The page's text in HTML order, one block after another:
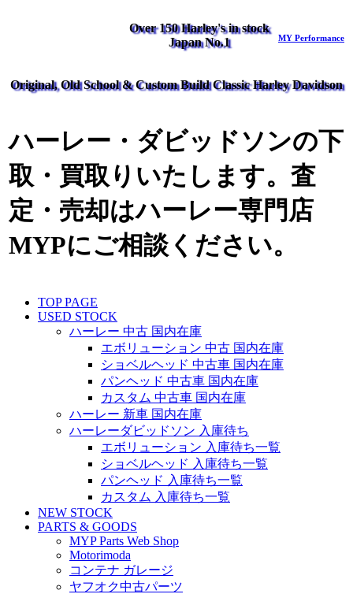
Over 150 Harley's in stock
Japan No.1
MY Performance
Original, Old School & Custom Build Classic Harley Davidson
ハーレー・ダビッドソンの下
取・買取りいたします。査
定・売却はハーレー専門店
MYPにご相談ください。
TOP PAGE
USED STOCK
ハーレー 中古 国内在庫
エボリューション 中古 国内在庫
ショベルヘッド 中古車 国内在庫
パンヘッド 中古車 国内在庫
カスタム 中古車 国内在庫
ハーレー 新車 国内在庫
ハーレーダビッドソン 入庫待ち
エボリューション 入庫待ち一覧
ショベルヘッド 入庫待ち一覧
パンヘッド 入庫待ち一覧
カスタム 入庫待ち一覧
NEW STOCK
PARTS & GOODS
MYP Parts Web Shop
Motorimoda
コンテナ ガレージ
ヤフオク中古パーツ